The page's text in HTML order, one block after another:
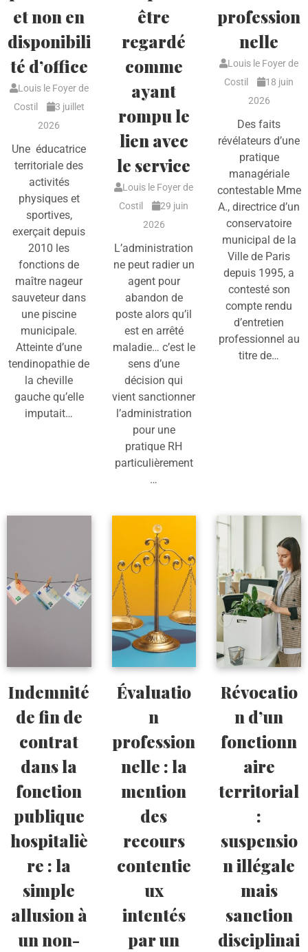
et non en
disponibili
té d’office
Louis le Foyer de
Costil
3 juillet
2026
Une éducatrice
territoriale des
activités
physiques et
sportives,
exerçait depuis
2010 les
fonctions de
maître nageur
sauveteur dans
une piscine
municipale.
Atteinte d’une
tendinopathie de
la cheville
gauche qu’elle
imputait…
être
regardé
comme
ayant
rompu le
lien avec
le service
Louis le Foyer de
Costil
29 juin
2026
L’administration
ne peut radier un
agent pour
abandon de
poste alors qu’il
est en arrêté
maladie… c’est le
sens d’une
décision qui
vient sanctionner
l’administration
pour une
pratique RH
particulièrement
…
profession
nelle
Louis le Foyer de
Costil
18 juin
2026
Des faits
révélateurs d’une
pratique
managériale
contestable Mme
A., directrice d’un
conservatoire
municipal de la
Ville de Paris
depuis 1995, a
contesté son
compte rendu
d’entretien
professionnel au
titre de…
Indemnité
de fin de
contrat
dans la
fonction
publique
hospitaliè
re : la
simple
allusion à
un non-
Évaluatio
n
profession
nelle : la
mention
des
recours
contentie
ux
intentés
par un
Révocatio
n d’un
fonctionn
aire
territorial
:
suspensio
n illégale
mais
sanction
disciplinai